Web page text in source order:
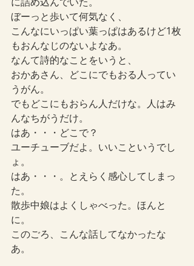
ぼーっと歩いて何気なく、
こんなにいっぱい葉っぱはあるけど1枚
もおんなじのないよなあ。
なんて詩的なことをいうと、
おかあさん、どこにでもおる人ってい
うがん。
でもどこにもおらん人だけな。人はみ
んなちがうだけ。
はあ・・・どこで？
ユーチューブだよ。いいこというでし
ょ。
はあ・・・。とえらく感心してしまっ
た。
散歩中娘はよくしゃべった。ほんと
に。
このごろ、こんな話してなかったな
あ。